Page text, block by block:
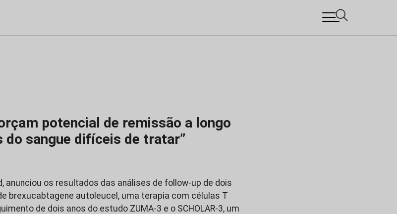
potencial de remissão a longo
do sangue difíceis de tratar”
anunciou os resultados das análises de follow-up de dois
brexucabtagene autoleucel, uma terapia com células T
de dois anos do estudo ZUMA-3 e o SCHOLAR-3, um